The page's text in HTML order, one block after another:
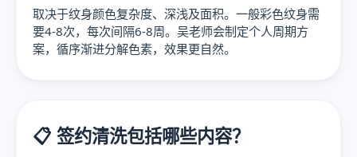
取决于纹身颜色复杂度、深浅及面积。一般彩色纹身需
要4-8次，每次间隔6-8周。吴老师会制定个人周期方
案，循序渐进分解色素，效果更自然。
📋 签约清洗包括哪些内容？